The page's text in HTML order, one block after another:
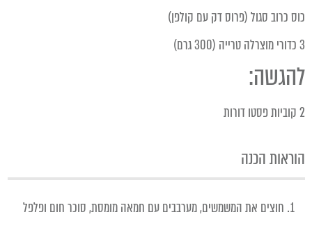
כוס כרוב סגול (פרוס דק עם קולפן)
3 כדורי מוצרלה טרייה (300 גרם)
להגשה:
2 קוביות פסטו דורות
הוראות הכנה
חוצים את המשמשים, מערבבים עם חמאה מומסת, סוכר חום ופלפל